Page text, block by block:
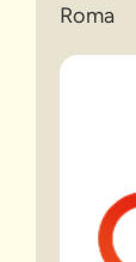
Roma